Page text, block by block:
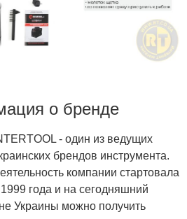
о бренде
- один из ведущих
брендов инструмента.
компании стартовала
года и на сегодняшний
Украины можно получить